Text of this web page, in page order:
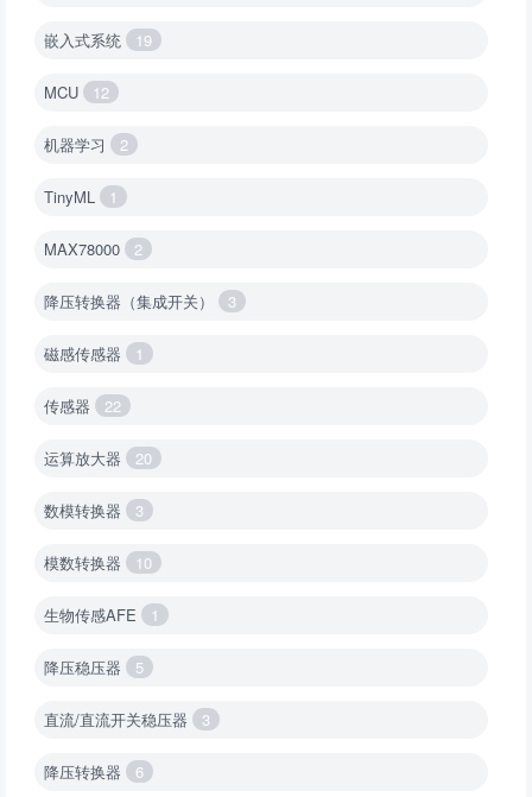
嵌入式系统 19
MCU 12
机器学习 2
TinyML 1
MAX78000 2
降压转换器（集成开关） 3
磁感传感器 1
传感器 22
运算放大器 20
数模转换器 3
模数转换器 10
生物传感AFE 1
降压稳压器 5
直流/直流开关稳压器 3
降压转换器 6